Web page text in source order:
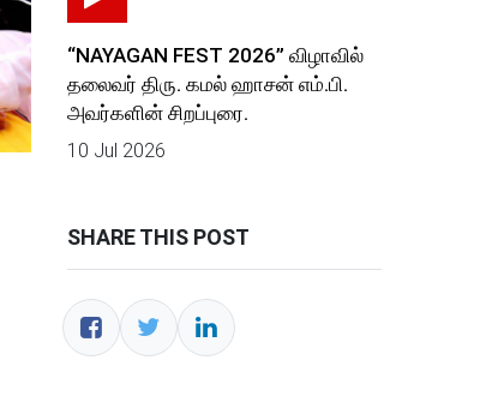
“NAYAGAN FEST 2026” விழாவில்
தலைவர் திரு. கமல் ஹாசன் எம்.பி.
அவர்களின் சிறப்புரை.
10 Jul 2026
SHARE THIS POST